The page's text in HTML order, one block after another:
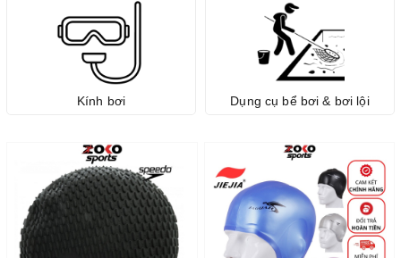
Kính bơi Dụng cụ bể bơi & bơi lội